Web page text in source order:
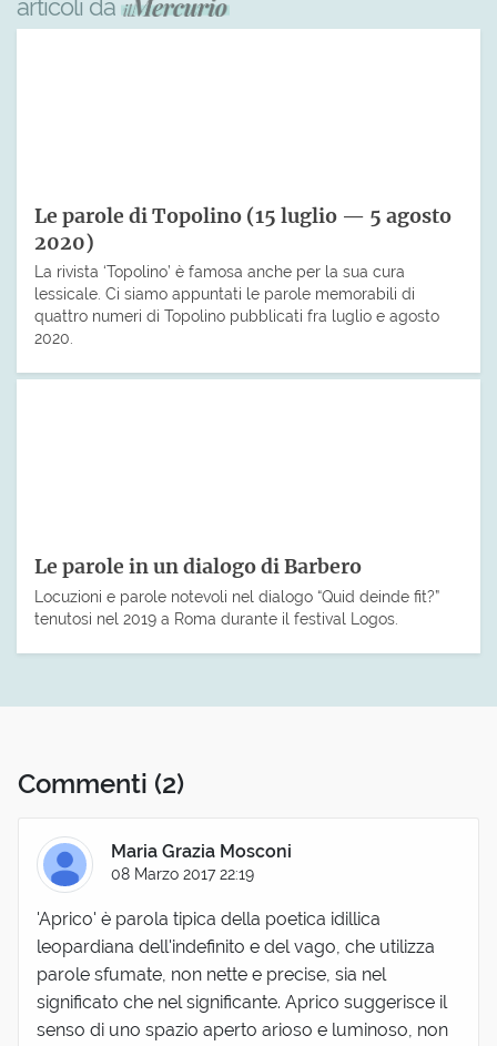
articoli da
Le parole di Topolino (15 luglio — 5 agosto
2020)
La rivista ‘Topolino’ è famosa anche per la sua cura
lessicale. Ci siamo appuntati le parole memorabili di
quattro numeri di Topolino pubblicati fra luglio e agosto
2020.
Le parole in un dialogo di Barbero
Locuzioni e parole notevoli nel dialogo “Quid deinde fit?”
tenutosi nel 2019 a Roma durante il festival Logos.
Commenti (2)
Maria Grazia Mosconi
08 Marzo 2017 22:19
'Aprico' è parola tipica della poetica idillica
leopardiana dell'indefinito e del vago, che utilizza
parole sfumate, non nette e precise, sia nel
significato che nel significante. Aprico suggerisce il
senso di uno spazio aperto arioso e luminoso, non